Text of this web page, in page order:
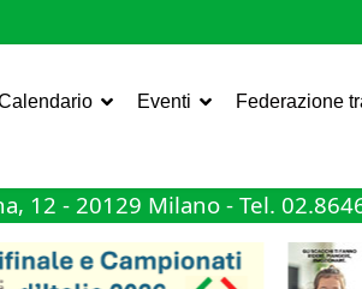
Eventi Federazione
12 - 20129 Milano - Tel.